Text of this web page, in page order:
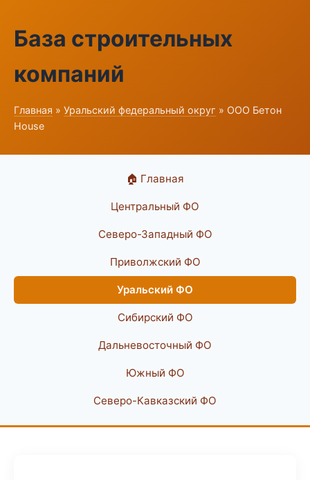
База строительных
компаний
Главная » Уральский федеральный округ » ООО Бетон
House
🏠 Главная
Центральный ФО
Северо-Западный ФО
Приволжский ФО
Уральский ФО
Сибирский ФО
Дальневосточный ФО
Южный ФО
Северо-Кавказский ФО